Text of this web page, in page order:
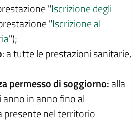
"Iscrizione degli
"Iscrizione al
");
: a tutte le prestazioni sanitarie,
permesso di soggiorno: alla
in anno fino al
presente nel territorio